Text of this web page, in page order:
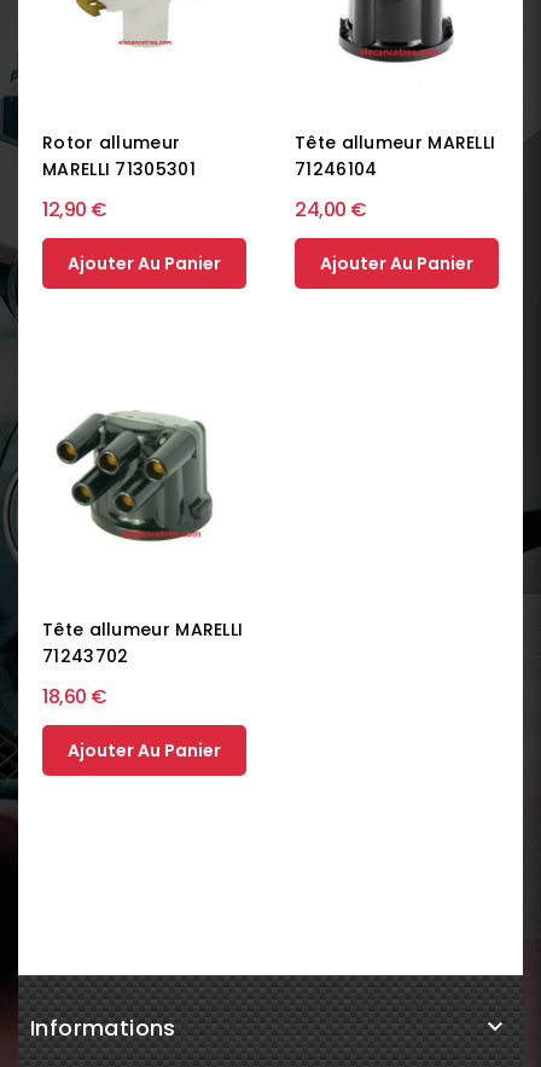
Rotor allumeur
MARELLI 71305301
12,90 €
Ajouter Au Panier
Tête allumeur MARELLI
71246104
24,00 €
Ajouter Au Panier
Tête allumeur MARELLI
71243702
18,60 €
Ajouter Au Panier
Informations 